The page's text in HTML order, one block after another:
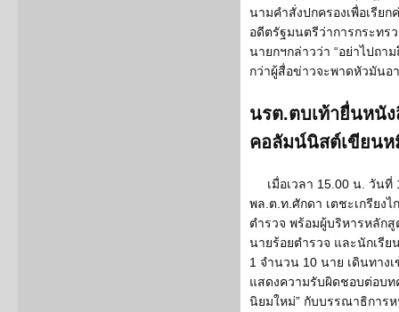
นามคำสั่งปกครองเพื่อเรีย
อดีตรัฐมนตรีว่าการกระทร
นายกฯกล่าวว่า “อย่าไปถา
กว่าผู้สื่อข่าวจะพาดหัวมันอ
นรต.ตบเท้ายื่นหนัง
คอลัมน์นิสต์เขียน
เมื่อเวลา 15.00 น. วัน
พล.ต.ท.ศักดา เตชะเกรียง
ตำรวจ พร้อมผู้บริหารหลัก
นายร้อยตำรวจ และนักเรี
1 จำนวน 10 นาย เดินทาง
แสดงความรับผิดชอบต่อบท
นิยมใหม่” กับบรรณาธิการ